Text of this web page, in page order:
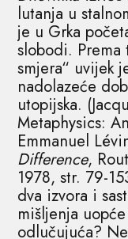
lutanja u
je u Grka
slobodi.
smjera“ uvijek
nadolazeće
utopijska.
Metaphysics:
Emmanuel
Difference,
1978, str. 79-
dva izvora i
mišljenja
odlučujuća?